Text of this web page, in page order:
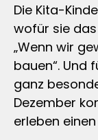
Die Kita-
wofür sie
„Wenn wir
bauen“. Und
ganz
Dezember
erleben einen